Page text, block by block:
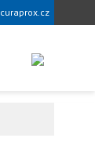
curaprox.cz